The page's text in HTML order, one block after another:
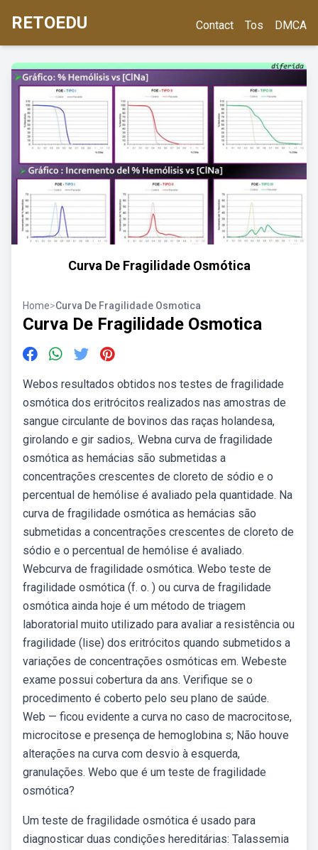
RETOEDU Contact Tos DMCA
Curva De Fragilidade Osmótica
Home>Curva De Fragilidade Osmotica
Curva De Fragilidade Osmotica
Webos resultados obtidos nos testes de fragilidade
osmótica dos eritrócitos realizados nas amostras de
sangue circulante de bovinos das raças holandesa,
girolando e gir sadios,. Webna curva de fragilidade
osmótica as hemácias são submetidas a
concentrações crescentes de cloreto de sódio e o
percentual de hemólise é avaliado pela quantidade. Na
curva de fragilidade osmótica as hemácias são
submetidas a concentrações crescentes de cloreto de
sódio e o percentual de hemólise é avaliado.
Webcurva de fragilidade osmótica. Webo teste de
fragilidade osmótica (f. o. ) ou curva de fragilidade
osmótica ainda hoje é um método de triagem
laboratorial muito utilizado para avaliar a resistência ou
fragilidade (lise) dos eritrócitos quando submetidos a
variações de concentrações osmóticas em. Webeste
exame possui cobertura da ans. Verifique se o
procedimento é coberto pelo seu plano de saúde.
Web — ficou evidente a curva no caso de macrocitose,
microcitose e presença de hemoglobina s; Não houve
alterações na curva com desvio à esquerda,
granulações. Webo que é um teste de fragilidade
osmótica?
Um teste de fragilidade osmótica é usado para
diagnosticar duas condições hereditárias: Talassemia